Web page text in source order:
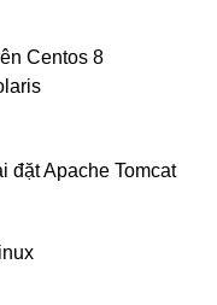
Centos 8
đặt Apache Tomcat